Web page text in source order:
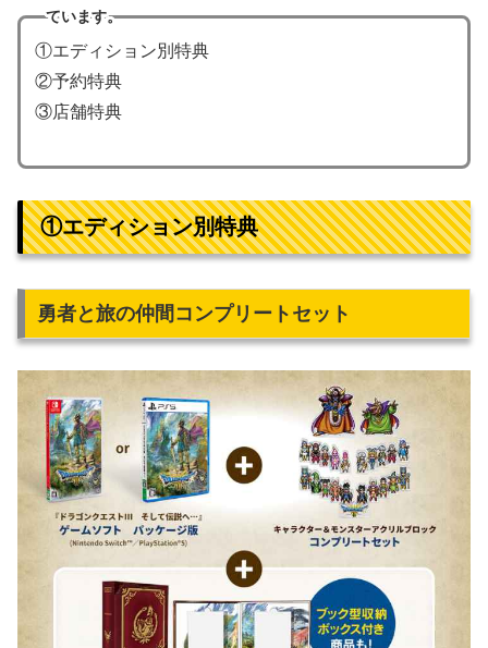
ています。
①エディション別特典
②予約特典
③店舗特典
①エディション別特典
勇者と旅の仲間コンプリートセット